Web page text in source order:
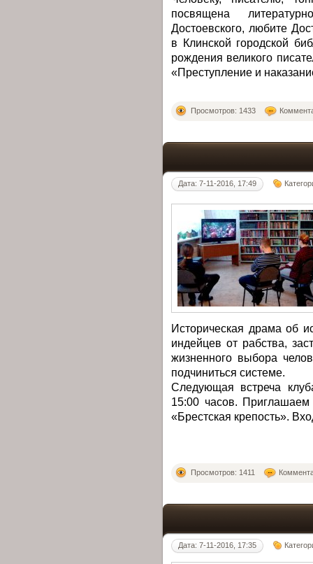
посвящена
Достоевского, любите
в Клинской городской
рождения великого
«Преступление и
Просмотров: 1433
Дата: 7-11-2016, 17:49
Историческая драма об
индейцев от рабства,
жизненного выбора
подчиниться системе.
Следующая встреча
15:00 часов.
«Брестская крепость».
Просмотров: 1411
Дата: 7-11-2016, 17:35